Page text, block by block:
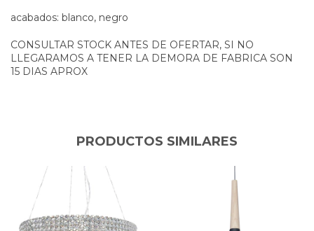
acabados: blanco, negro
CONSULTAR STOCK ANTES DE OFERTAR, SI NO
LLEGARAMOS A TENER LA DEMORA DE FABRICA SON
15 DIAS APROX
PRODUCTOS SIMILARES